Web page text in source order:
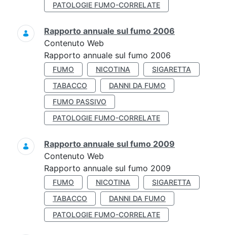
PATOLOGIE FUMO-CORRELATE
Rapporto annuale sul fumo 2006
Contenuto Web
Rapporto annuale sul fumo 2006
FUMO NICOTINA
SIGARETTA
TABACCO
DANNI DA FUMO
FUMO PASSIVO
PATOLOGIE FUMO-CORRELATE
Rapporto annuale sul fumo 2009
Contenuto Web
Rapporto annuale sul fumo 2009
FUMO NICOTINA
SIGARETTA
TABACCO
DANNI DA FUMO
PATOLOGIE FUMO-CORRELATE